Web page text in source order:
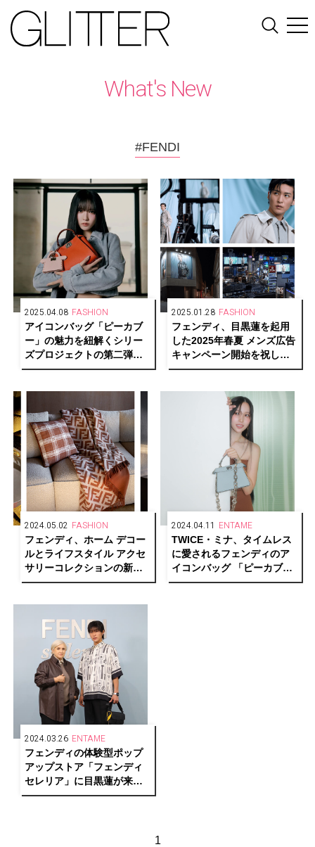
What's New
#FENDI
2025.04.08 FASHION
アイコンバッグ「ピーカブ
ー」の魅力を紐解くシリー
ズプロジェクトの第二弾
MINAを起用したスペシャル
2025.01.28 FASHION
フェンディ、目黒蓮を起用
した2025年春夏 メンズ広告
キャンペーン開始を祝し
て、バックステージスペシ
2024.05.02 FASHION
フェンディ、ホーム デコー
ルとライフスタイル アクセ
サリーコレクションの新作
を発表
2024.04.11 ENTAME
TWICE・ミナ、タイムレス
に愛されるフェンディのア
イコンバッグ 「ピーカブ
ー」キャンペーンを祝福
2024.03.26 ENTAME
フェンディの体験型ポップ
アップストア「フェンディ
セレリア」に目黒蓮が来
場！撮り下ろしスペシャル
1